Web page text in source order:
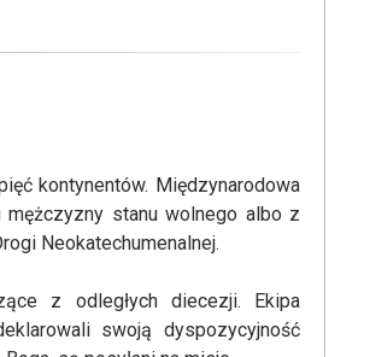
kontynentów. Międzynarodowa
mężczyzny stanu wolnego albo z
Neokatechumenalnej.
z odległych diecezji. Ekipa
swoją dyspozycyjność